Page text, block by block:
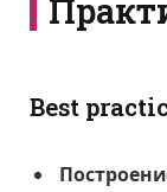
Best